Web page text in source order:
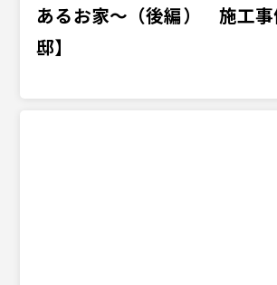
あるお家〜（後編） 施工事
邸】